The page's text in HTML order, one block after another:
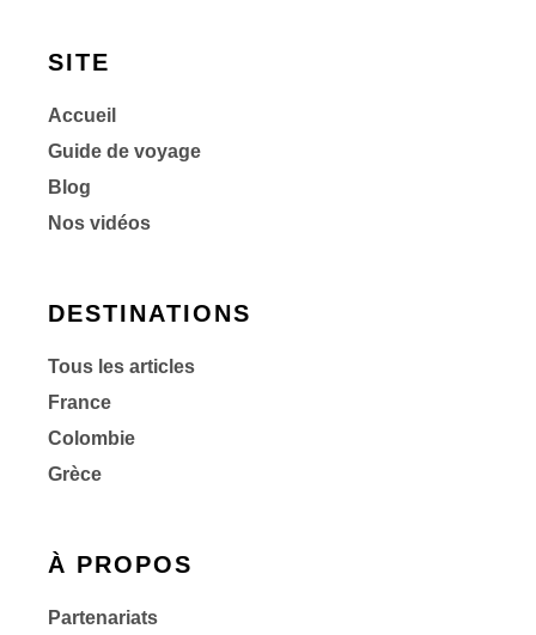
SITE
Accueil
Guide de voyage
Blog
Nos vidéos
DESTINATIONS
Tous les articles
France
Colombie
Grèce
À PROPOS
Partenariats